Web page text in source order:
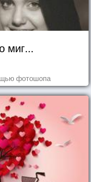
миг...
фотошопа